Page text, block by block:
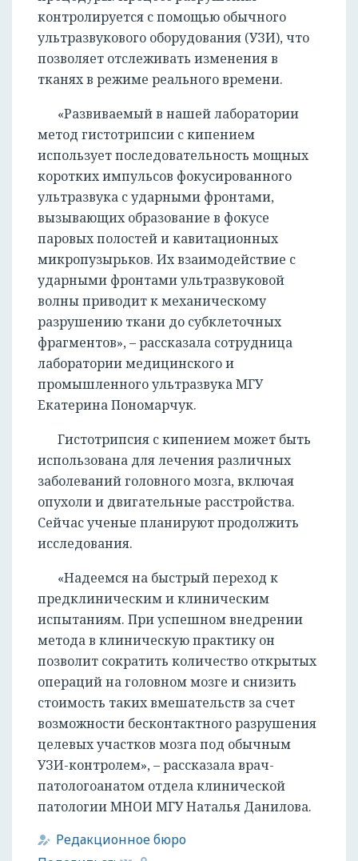
контролируется с помощью обычного
ультразвукового оборудования (УЗИ), что
позволяет отслеживать изменения в
тканях в режиме реального времени.
«Развиваемый в нашей лаборатории
метод гистотрипсии с кипением
использует последовательность мощных
коротких импульсов фокусированного
ультразвука с ударными фронтами,
вызывающих образование в фокусе
паровых полостей и кавитационных
микропузырьков. Их взаимодействие с
ударными фронтами ультразвуковой
волны приводит к механическому
разрушению ткани до субклеточных
фрагментов», – рассказала сотрудница
лаборатории медицинского и
промышленного ультразвука МГУ
Екатерина Пономарчук.
Гистотрипсия с кипением может быть
использована для лечения различных
заболеваний головного мозга, включая
опухоли и двигательные расстройства.
Сейчас ученые планируют продолжить
исследования.
«Надеемся на быстрый переход к
предклиническим и клиническим
испытаниям. При успешном внедрении
метода в клиническую практику он
позволит сократить количество открытых
операций на головном мозге и снизить
стоимость таких вмешательств за счет
возможности бесконтактного разрушения
целевых участков мозга под обычным
УЗИ-контролем», – рассказала врач-
патологоанатом отдела клинической
патологии МНОИ МГУ Наталья Данилова.
Редакционное бюро